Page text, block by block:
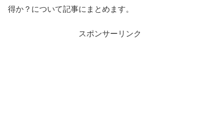
得か？について記事にまとめます。
スポンサーリンク